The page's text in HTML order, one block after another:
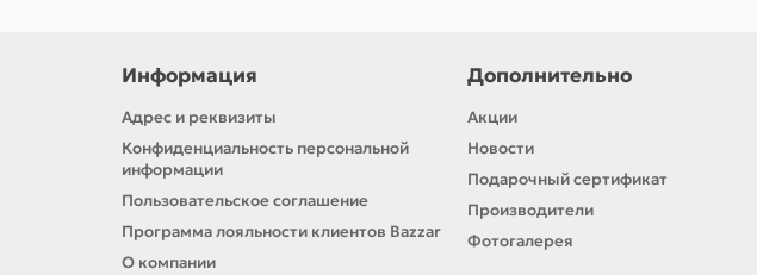
Информация
Адрес и реквизиты
Конфиденциальность персональной
информации
Пользовательское соглашение
Программа лояльности клиентов Bazzar
О компании
Дополнительно
Акции
Новости
Подарочный сертификат
Производители
Фотогалерея